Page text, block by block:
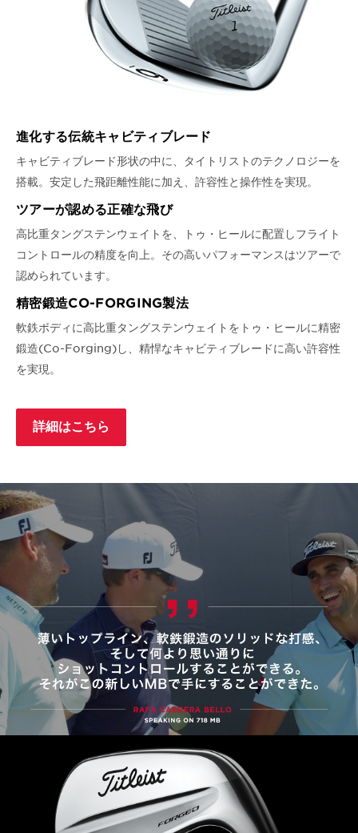
進化する伝統キャビティブレード
キャビティブレード形状の中に、タイトリストのテクノロジーを
搭載。安定した飛距離性能に加え、許容性と操作性を実現。
ツアーが認める正確な飛び
高比重タングステンウェイトを、トゥ・ヒールに配置しフライト
コントロールの精度を向上。その高いパフォーマンスはツアーで
認められています。
精密鍛造CO-FORGING製法
軟鉄ボディに高比重タングステンウェイトをトゥ・ヒールに精密
鍛造(Co-Forging)し、精悍なキャビティブレードに高い許容性
を実現。
詳細はこちら